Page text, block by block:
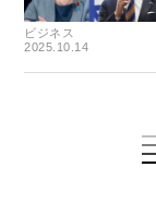
ビジネス
2025.10.14